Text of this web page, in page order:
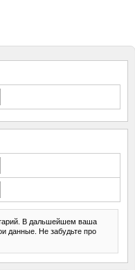
В дальшейшем ваша
данные. Не забудьте про